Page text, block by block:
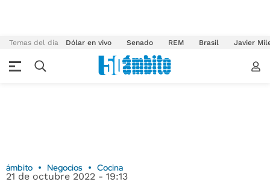
Temas del día Dólar en vivo Senado REM Brasil Javier
ámbito Negocios Cocina
21 de octubre 2022 - 19:13